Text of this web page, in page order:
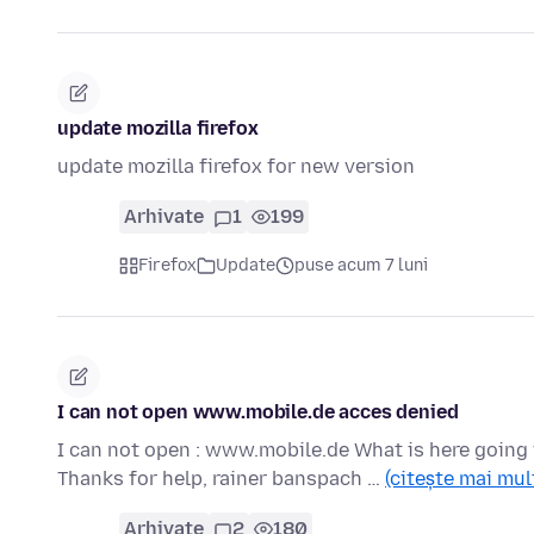
update mozilla firefox
update mozilla firefox for new version
Arhivate 1 199
Firefox Update puse acum 7 luni
I can not open www.mobile.de acces denied
I can not open : www.mobile.de What is here
Thanks for help, rainer banspach … (citește mai
Arhivate 2 180